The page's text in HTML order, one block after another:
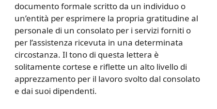
documento formale scritto da un individuo o
un’entità per esprimere la propria gratitudine al
personale di un consolato per i servizi forniti o
per l’assistenza ricevuta in una determinata
circostanza. Il tono di questa lettera è
solitamente cortese e riflette un alto livello di
apprezzamento per il lavoro svolto dal consolato
e dai suoi dipendenti.